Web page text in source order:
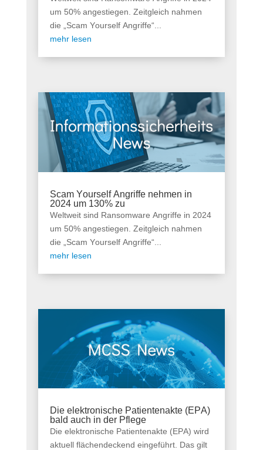
um 50% angestiegen. Zeitgleich nahmen
die „Scam Yourself Angriffe“...
mehr lesen
Scam Yourself Angriffe nehmen in
2024 um 130% zu
Weltweit sind Ransomware Angriffe in 2024
um 50% angestiegen. Zeitgleich nahmen
die „Scam Yourself Angriffe“...
mehr lesen
Die elektronische Patientenakte (EPA)
bald auch in der Pflege
Die elektronische Patientenakte (EPA) wird
aktuell flächendeckend eingeführt. Das gilt